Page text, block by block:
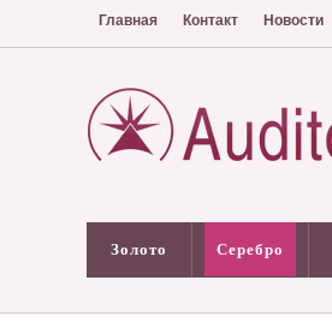
Главная Контакт Новости
Золото Серебро